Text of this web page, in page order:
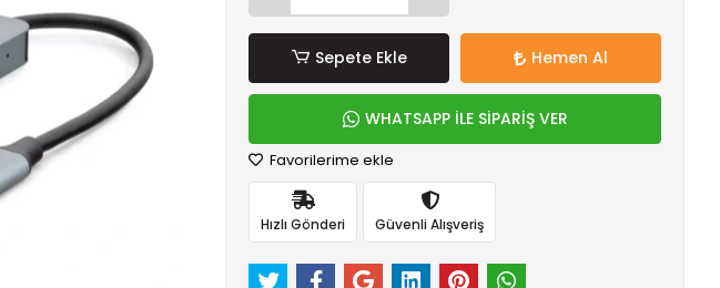
Sepete Ekle Hemen Al
WHATSAPP İLE SİPARİŞ VER
Favorilerime ekle
Hızlı Gönderi Güvenli Alışveriş